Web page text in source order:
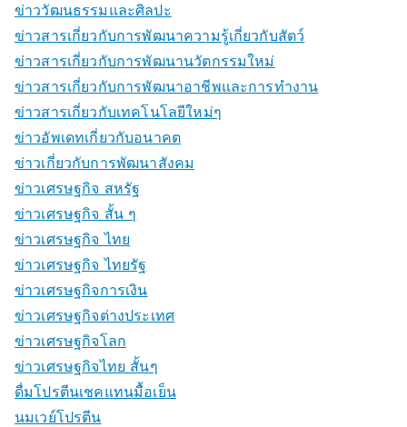
ข่าววัฒนธรรมและศิลปะ
ข่าวสารเกี่ยวกับการพัฒนาความรู้เกี่ยวกับสัตว์
ข่าวสารเกี่ยวกับการพัฒนานวัตกรรมใหม่
ข่าวสารเกี่ยวกับการพัฒนาอาชีพและการทำงาน
ข่าวสารเกี่ยวกับเทคโนโลยีใหม่ๆ
ข่าวอัพเดทเกี่ยวกับอนาคต
ข่าวเกี่ยวกับการพัฒนาสังคม
ข่าวเศรษฐกิจ สหรัฐ
ข่าวเศรษฐกิจ สั้น ๆ
ข่าวเศรษฐกิจ ไทย
ข่าวเศรษฐกิจ ไทยรัฐ
ข่าวเศรษฐกิจการเงิน
ข่าวเศรษฐกิจต่างประเทศ
ข่าวเศรษฐกิจโลก
ข่าวเศรษฐกิจไทย สั้นๆ
ดื่มโปรตีนเชคแทนมื้อเย็น
นมเวย์โปรตีน